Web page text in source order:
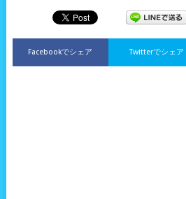
Facebookでシェア Twitterでシェア